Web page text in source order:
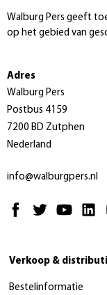
Walburg Pers geeft
op het gebied van
Adres
Walburg Pers
Postbus 4159
7200 BD Zutphen
Nederland
info@walburgpers.nl
Verkoop &
Bestelinformatie